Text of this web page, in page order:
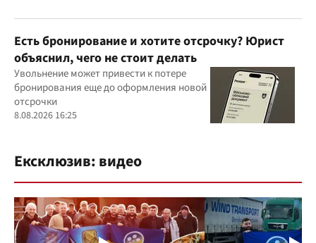
Есть бронирование и хотите отсрочку? Юрист
объяснил, чего не стоит делать
Увольнение может привести к потере
бронирования еще до оформления новой
отсрочки
8.08.2026 16:25
Ексклюзив: видео